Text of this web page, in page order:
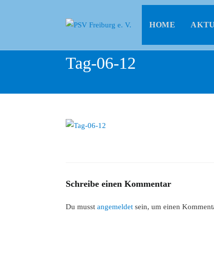
HOME
Tag-06-12
Schreibe einen Kommentar
Du musst angemeldet sein, um einen